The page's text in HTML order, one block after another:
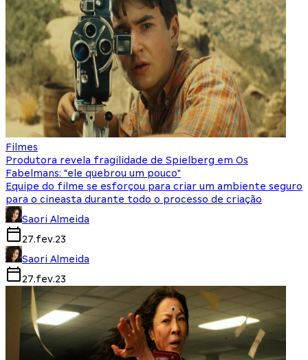
Filmes
Produtora revela fragilidade de Spielberg em Os
Fabelmans: "ele quebrou um pouco"
Equipe do filme se esforçou para criar um ambiente seguro
para o cineasta durante todo o processo de criação
Saori Almeida
27.fev.23
Saori Almeida
27.fev.23